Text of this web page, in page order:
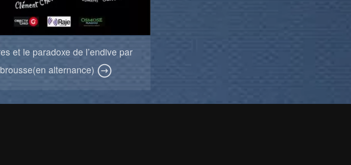
et le paradoxe de l’endive par
alternance)